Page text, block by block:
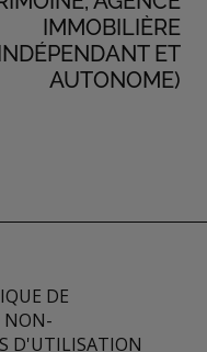
IMMOBILIÈRE
ET
AUTONOME)
DE
NON-
D'UTILISATION